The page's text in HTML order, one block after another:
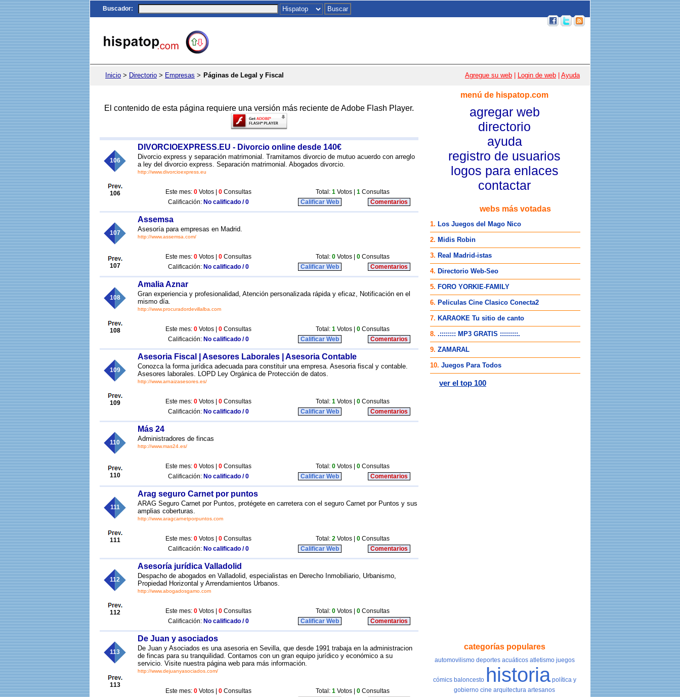
Buscador:
Inicio > Directorio > Empresas > Páginas de Legal y Fiscal Agregue su web Login de web Ayuda
El contenido de esta página requiere una versión más reciente de Adobe Flash Player.
106
106
DIVORCIOEXPRESS.EU - Divorcio online desde 140€
Divorcio express y separación matrimonial. Tramitamos divorcio de mutuo acuerdo con arreglo
a ley del divorcio express. Separación matrimonial. Abogados divorcio.
http://www.divorcioexpress.eu
Este mes: 0 Votos | 0 Consultas Total: 1 Votos | 1 Consultas
Calificación: No calificado / 0 Calificar Web Comentarios
107
107
Assemsa
Asesoría para empresas en Madrid.
http://www.assemsa.com/
Este mes: 0 Votos | 0 Consultas Total: 0 Votos | 0 Consultas
Calificación: No calificado / 0 Calificar Web Comentarios
108
108
Amalia Aznar
Gran experiencia y profesionalidad, Atención personalizada rápida y eficaz, Notificación en el
mismo día.
http://www.procuradordevillalba.com
Este mes: 0 Votos | 0 Consultas Total: 1 Votos | 0 Consultas
Calificación: No calificado / 0 Calificar Web Comentarios
109
109
Asesoria Fiscal | Asesores Laborales | Asesoria Contable
Conozca la forma jurídica adecuada para constituir una empresa. Asesoria fiscal y contable.
Asesores laborales. LOPD Ley Orgánica de Protección de datos.
http://www.arnaizasesores.es/
Este mes: 0 Votos | 0 Consultas Total: 1 Votos | 0 Consultas
Calificación: No calificado / 0 Calificar Web Comentarios
110
110
Más 24
Administradores de fincas
http://www.mas24.es/
Este mes: 0 Votos | 0 Consultas Total: 0 Votos | 0 Consultas
Calificación: No calificado / 0 Calificar Web Comentarios
111
111
Arag seguro Carnet por puntos
ARAG Seguro Carnet por Puntos, protégete en carretera con el seguro Carnet por Puntos y sus
amplias coberturas.
http://www.aragcarnetporpuntos.com
Este mes: 0 Votos | 0 Consultas Total: 2 Votos | 0 Consultas
Calificación: No calificado / 0 Calificar Web Comentarios
112
112
Asesoría jurídica Valladolid
Despacho de abogados en Valladolid, especialistas en Derecho Inmobiliario, Urbanismo,
Propiedad Horizontal y Arrendamientos Urbanos.
http://www.abogadosgamo.com
Este mes: 0 Votos | 0 Consultas Total: 0 Votos | 0 Consultas
Calificación: No calificado / 0 Calificar Web Comentarios
113
113
De Juan y asociados
De Juan y Asociados es una asesoria en Sevilla, que desde 1991 trabaja en la administracion
de fincas para su tranquilidad. Contamos con un gran equipo jurídico y económico a su
servicio. Visite nuestra página web para más información.
http://www.dejuanyasociados.com/
Este mes: 0 Votos | 0 Consultas Total: 1 Votos | 0 Consultas